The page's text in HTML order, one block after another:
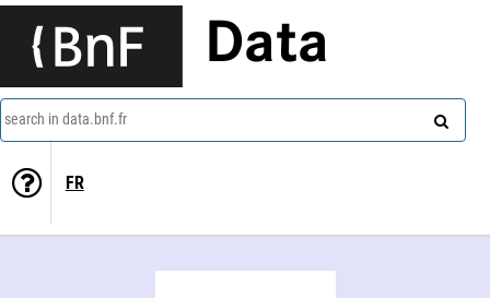
Data
search in data.bnf.fr
FR